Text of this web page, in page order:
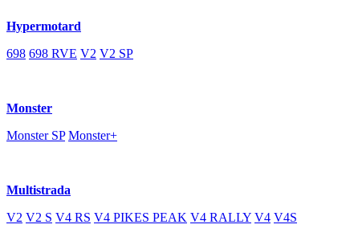
Hypermotard
698 698 RVE V2 V2 SP
Monster
Monster SP Monster+
Multistrada
V2 V2 S V4 RS V4 PIKES PEAK V4 RALLY V4 V4S